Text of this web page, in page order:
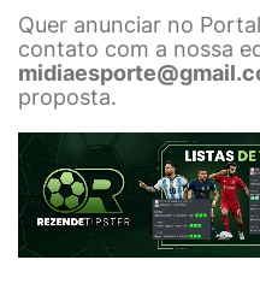
Quer anunciar no
contato com a nossa
proposta.